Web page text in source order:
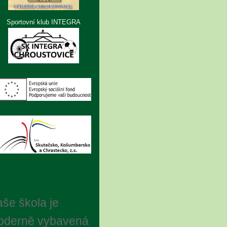
Sportovní klub INTEGRA
škola je
vybavená